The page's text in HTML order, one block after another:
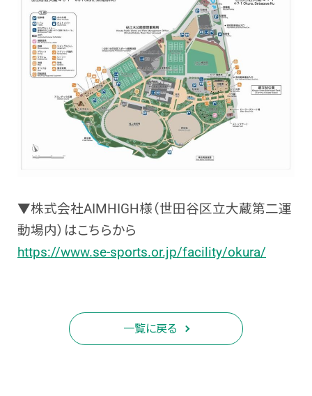
▼株式会社AIMHIGH様（世田谷区立大蔵第二運
動場内）はこちらから
https://www.se-sports.or.jp/facility/okura/
一覧に戻る